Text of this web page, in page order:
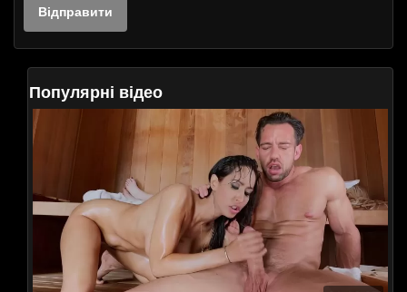
Популярні відео